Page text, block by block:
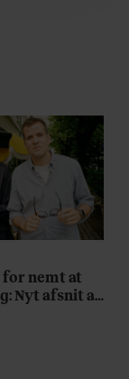
for nemt at
Nyt afsnit af